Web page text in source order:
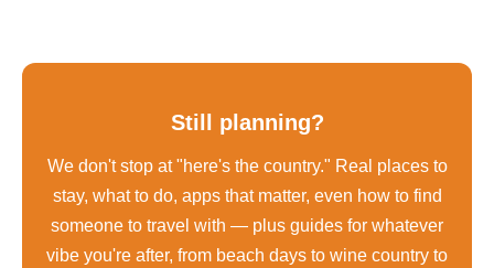
Still planning?
We don't stop at "here's the country." Real places to
stay, what to do, apps that matter, even how to find
someone to travel with — plus guides for whatever
vibe you're after, from beach days to wine country to